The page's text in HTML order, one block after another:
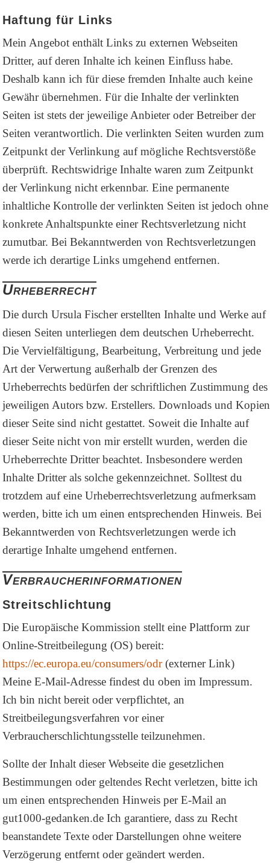
Haftung für Links
Mein Angebot enthält Links zu externen Webseiten
Dritter, auf deren Inhalte ich keinen Einfluss habe.
Deshalb kann ich für diese fremden Inhalte auch keine
Gewähr übernehmen. Für die Inhalte der verlinkten
Seiten ist stets der jeweilige Anbieter oder Betreiber der
Seiten verantwortlich. Die verlinkten Seiten wurden zum
Zeitpunkt der Verlinkung auf mögliche Rechtsverstöße
überprüft. Rechtswidrige Inhalte waren zum Zeitpunkt
der Verlinkung nicht erkennbar. Eine permanente
inhaltliche Kontrolle der verlinkten Seiten ist jedoch ohne
konkrete Anhaltspunkte einer Rechtsverletzung nicht
zumutbar. Bei Bekanntwerden von Rechtsverletzungen
werde ich derartige Links umgehend entfernen.
Urheberrecht
Die durch Ursula Fischer erstellten Inhalte und Werke auf
diesen Seiten unterliegen dem deutschen Urheberrecht.
Die Vervielfältigung, Bearbeitung, Verbreitung und jede
Art der Verwertung außerhalb der Grenzen des
Urheberrechts bedürfen der schriftlichen Zustimmung des
jeweiligen Autors bzw. Erstellers. Downloads und Kopien
dieser Seite sind nicht gestattet. Soweit die Inhalte auf
dieser Seite nicht von mir erstellt wurden, werden die
Urheberrechte Dritter beachtet. Insbesondere werden
Inhalte Dritter als solche gekennzeichnet. Solltest du
trotzdem auf eine Urheberrechtsverletzung aufmerksam
werden, bitte ich um einen entsprechenden Hinweis. Bei
Bekanntwerden von Rechtsverletzungen werde ich
derartige Inhalte umgehend entfernen.
Verbraucherinformationen
Streitschlichtung
Die Europäische Kommission stellt eine Plattform zur
Online-Streitbeilegung (OS) bereit:
https://ec.europa.eu/consumers/odr(externer Link)
Meine E-Mail-Adresse findest du oben im Impressum.
Ich bin nicht bereit oder verpflichtet, an
Streitbeilegungsverfahren vor einer
Verbraucherschlichtungsstelle teilzunehmen.
Sollte der Inhalt dieser Webseite die gesetzlichen
Bestimmungen oder geltendes Recht verletzen, bitte ich
um einen entsprechenden Hinweis per E-Mail an
gut1000-gedanken.de Ich garantiere, dass zu Recht
beanstandete Texte oder Darstellungen ohne weitere
Verzögerung entfernt oder geändert werden.